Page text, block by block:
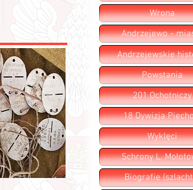
Wrona
Andrzejewo -
Andrzejewskie
Powstania
201 Ochotniczy
18 Dywizja
Wyklęci
Schrony L.
Biografie